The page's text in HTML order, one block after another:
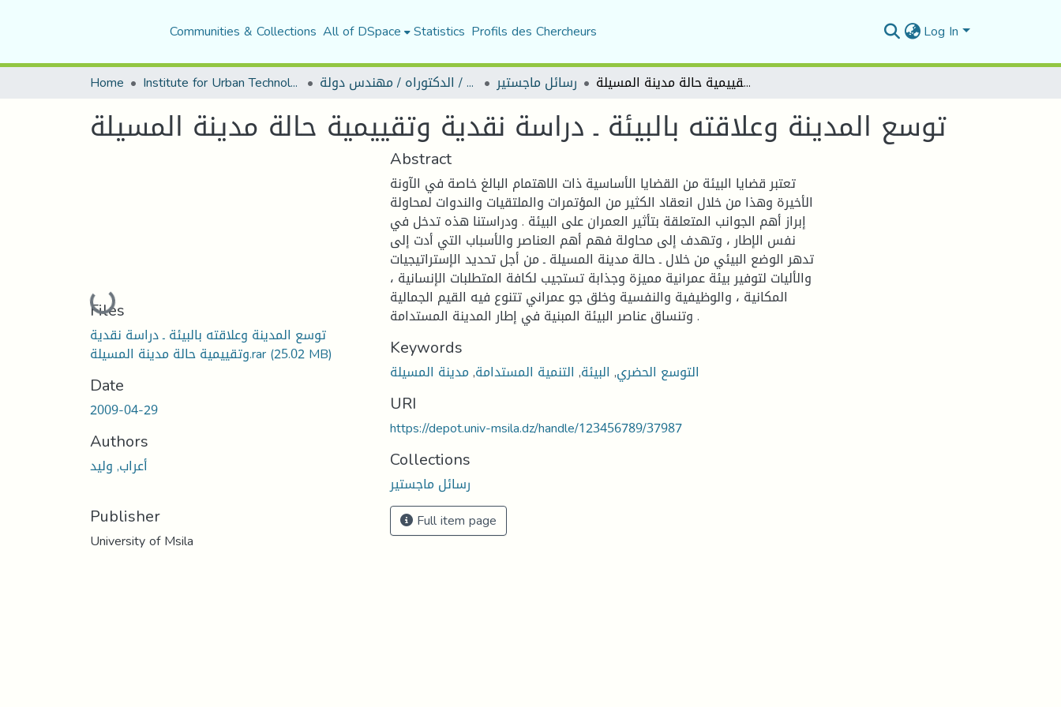
Communities & Collections All of DSpace Statistics Profils des Chercheurs Log In
Home Institute for Urban Technology Management رسائل ماجستير / الدكتوراه / مهندس دولة رسائل ماجستير توسع المدينة وعلاقته بالبيئة ـ دراسة نقدية وتقييمية حالة مدينة المسيلة
توسع المدينة وعلاقته بالبيئة ـ دراسة نقدية وتقييمية حالة مدينة المسيلة
Loading...
Files
توسع المدينة وعلاقته بالبيئة ـ دراسة نقدية
وتقييمية حالة مدينة المسيلة.rar(25.02 MB)
Date
2009-04-29
Authors
أعراب, وليد
Publisher
University of Msila
Abstract
تعتبر قضايا البيئة من القضايا الأساسية ذات الاهتمام البالغ خاصة في الآونة
الأخيرة وهذا من خلال انعقاد الكثير من المؤتمرات والملتقيات والندوات لمحاولة
إبراز أهم الجوانب المتعلقة بتأثير العمران على البيئة . ودراستنا هذه تدخل في
نفس الإطار ، وتهدف إلى محاولة فهم أهم العناصر والأسباب التي أدت إلى
تدهر الوضع البيئي من خلال ـ حالة مدينة المسيلة ـ من أجل تحديد الإستراتيجيات
والأليات لتوفير بيئة عمرانية مميزة وجذابة تستجيب لكافة المتطلبات الإنسانية ،
المكانية ، والوظيفية والنفسية وخلق جو عمراني تتنوع فيه القيم الجمالية
وتنساق عناصر البيئة المبنية في إطار المدينة المستدامة .
Keywords
التوسع الحضري, البيئة, التنمية المستدامة,مدينة المسيلة
URI
https://depot.univ-msila.dz/handle/123456789/37987
Collections
رسائل ماجستير
Full item page